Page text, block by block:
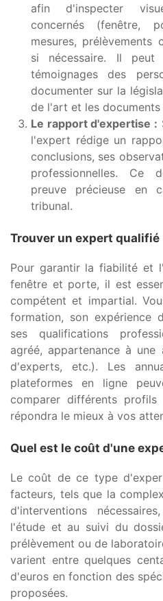
afin d'inspecter
concernés (fenêtre,
mesures, prélèvements
si nécessaire. Il peut
témoignages des
documenter sur la
de l'art et les
Le rapport d'expertise :
l'expert rédige un
conclusions, ses
professionnelles. Ce
preuve précieuse en
tribunal.
Trouver un expert qualifié
Pour garantir la fiabilité et
fenêtre et porte, il est
compétent et impartial.
formation, son expérience
ses qualifications
agréé, appartenance à une
d'experts, etc.). Les
plateformes en ligne
comparer différents
répondra le mieux à vos
Quel est le coût d'une
Le coût de ce type
facteurs, tels que la
d'interventions
l'étude et au suivi du
prélèvement ou de
varient entre quelques
d'euros en fonction des
proposées.